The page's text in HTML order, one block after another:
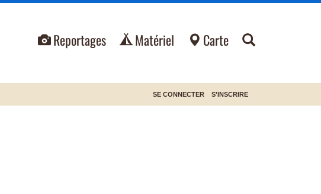
Reportages Matériel Carte
SE CONNECTER S'INSCRIRE